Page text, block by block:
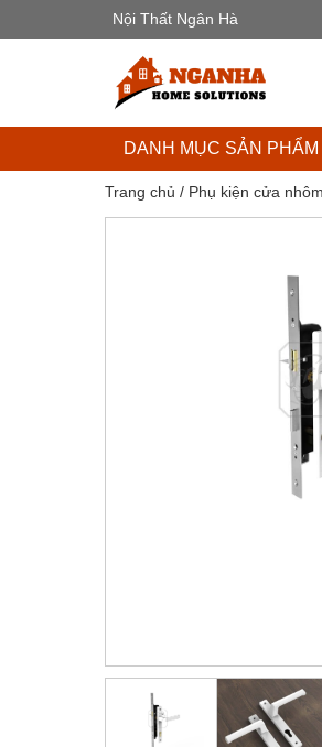
Nội Thất Ngân Hà
DANH MỤC SẢN PHẨM
Trang chủ / Phụ kiện cửa